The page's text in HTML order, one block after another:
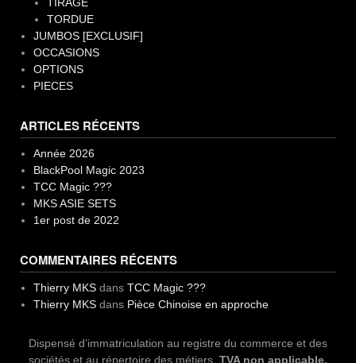
TORDUE
JUMBOS [EXCLUSIF]
OCCASIONS
OPTIONS
PIECES
ARTICLES RÉCENTS
Année 2026
BlackPool Magic 2023
TCC Magic ???
MKS ASIE SETS
1er post de 2022
COMMENTAIRES RÉCENTS
Thierry MKSdans TCC Magic ???
Thierry MKSdans Pièce Chinoise en approche
Dispensé d’immatriculation au registre du commerce et des
sociétés et au répertoire des métiers. TVA non applicable,